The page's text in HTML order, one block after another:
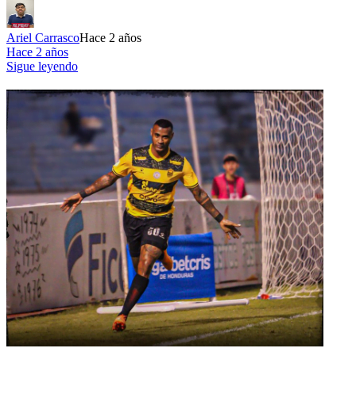
Ariel CarrascoHace 2 años
Hace 2 años
Sigue leyendo